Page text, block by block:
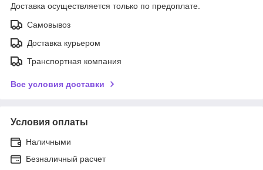
Доставка осуществляется только по предоплате.
Самовывоз
Доставка курьером
Транспортная компания
Все условия доставки
Условия оплаты
Наличными
Безналичный расчет